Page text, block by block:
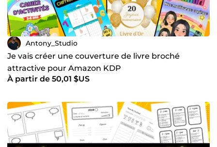
Antony_Studio
Je vais créer une couverture de livre broché
attractive pour Amazon KDP
À partir de 50,01 $US